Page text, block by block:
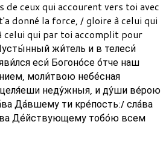
de ceux qui accourent vers toi avec
donné la force, / gloire à celui qui
celui qui par toi accomplit pour
жи́тель и в телеси́
еси́ Богоно́се о́тче наш
моли́твою небе́сная
неду́жныя, и ду́ши ве́рою
Да́вшему ти кре́пость:/ сла́ва
Де́йствующему тобо́ю всем